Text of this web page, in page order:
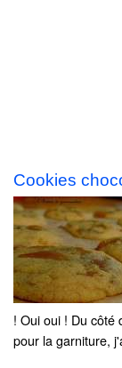
Cookies
! Oui oui ! Du côté
pour la garniture,